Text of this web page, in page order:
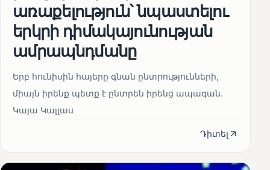
առաքելություն՝ նպաստելու
երկրի դիմակայունության
ամրապնդմանը
Երբ հունիսին հայերը գնան ընտրությունների,
միայն իրենք պետք է ընտրեն իրենց ապագան.
Կայա Կալլաս
Դիտել